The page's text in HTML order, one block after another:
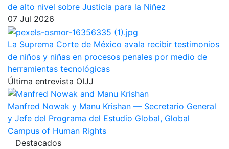
de alto nivel sobre Justicia para la Niñez
07 Jul 2026
La Suprema Corte de México avala recibir testimonios
de niños y niñas en procesos penales por medio de
herramientas tecnológicas
Última entrevista OIJJ
Manfred Nowak y Manu Krishan — Secretario General
y Jefe del Programa del Estudio Global, Global
Campus of Human Rights
Destacados